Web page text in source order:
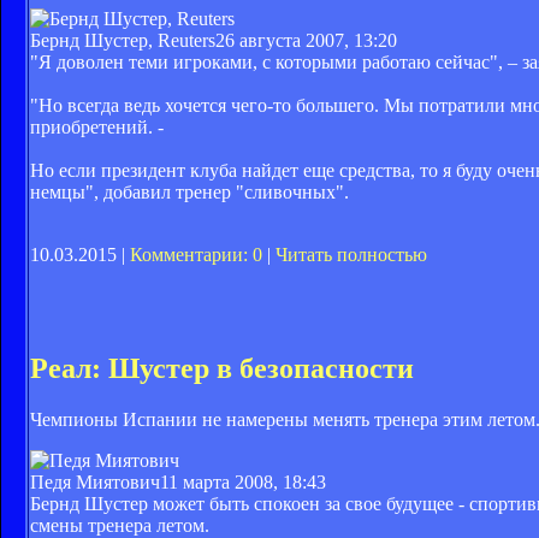
Бернд Шустер, Reuters26 августа 2007, 13:20
"Я доволен теми игроками, с которыми работаю сейчас", –
"Но всегда ведь хочется чего-то большего. Мы потратили
приобретений. -
Но если президент клуба найдет еще средства, то я буду
немцы", добавил тренер "сливочных".
10.03.2015 | Комментарии: 0 | Читать полностью
Реал: Шустер в безопасности
Чемпионы Испании не намерены менять тренера этим летом.
Педя Миятович11 марта 2008, 18:43
Бернд Шустер может быть спокоен за свое будущее -
смены тренера летом.